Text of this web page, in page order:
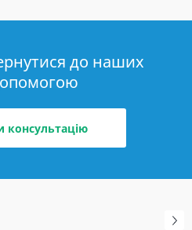
до наших
консультацію